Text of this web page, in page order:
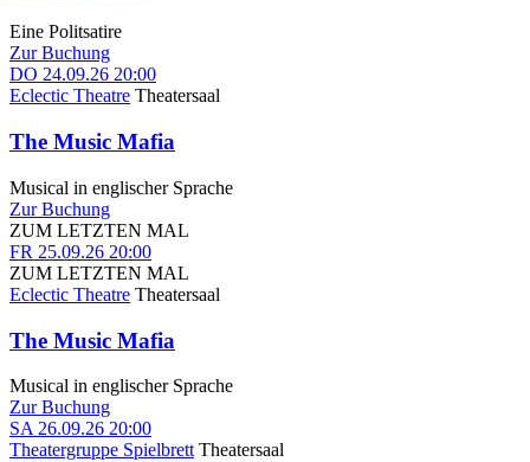
Eine Politsatire
Zur Buchung
DO 24.09.26 20:00
Eclectic Theatre Theatersaal
The Music Mafia
Musical in englischer Sprache
Zur Buchung
ZUM LETZTEN MAL
FR 25.09.26 20:00
ZUM LETZTEN MAL
Eclectic Theatre Theatersaal
The Music Mafia
Musical in englischer Sprache
Zur Buchung
SA 26.09.26 20:00
Theatergruppe Spielbrett Theatersaal